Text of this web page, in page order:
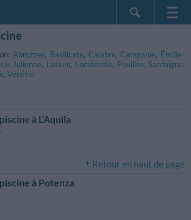
Mes réservations
Abruzzes, Basilicate, Calabre,Campanie, Émilie-
Julienne, Latium, Lombardie, Pouilles, Sardaigne,
, Vénétie
à L'Aquila
Retour en haut de page
à Potenza